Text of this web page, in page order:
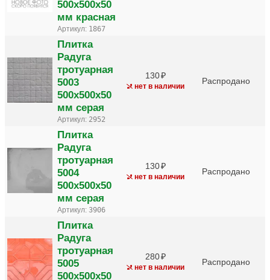
500х500х50
мм красная
Артикул: 1867
Плитка
Радуга
тротуарная
5003
500х500х50
мм серая
Артикул: 2952
130
нет в наличии
Распродано
Плитка
Радуга
тротуарная
5004
500х500х50
мм серая
Артикул: 3906
130
нет в наличии
Распродано
Плитка
Радуга
тротуарная
5005
500х500х50
280
нет в наличии
Распродано